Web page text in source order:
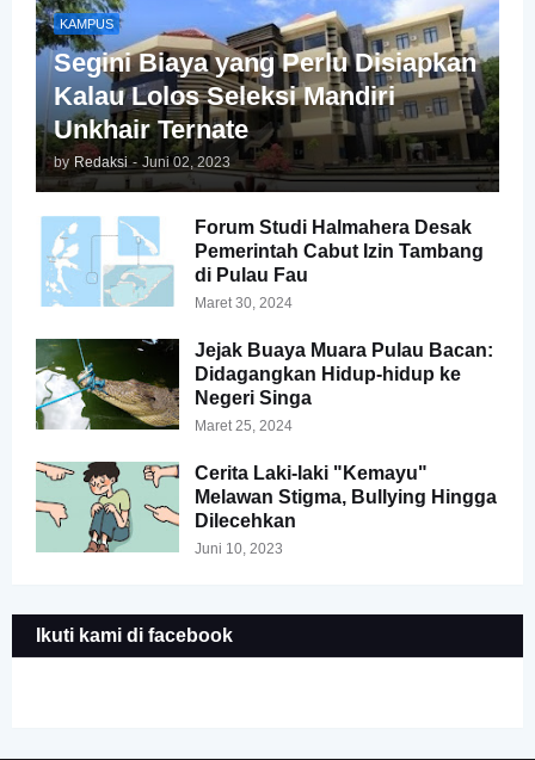
KAMPUS
Segini Biaya yang Perlu Disiapkan
Kalau Lolos Seleksi Mandiri
Unkhair Ternate
by Redaksi - Juni 02, 2023
Forum Studi Halmahera Desak
Pemerintah Cabut Izin Tambang
di Pulau Fau
Maret 30, 2024
Jejak Buaya Muara Pulau Bacan:
Didagangkan Hidup-hidup ke
Negeri Singa
Maret 25, 2024
Cerita Laki-laki "Kemayu"
Melawan Stigma, Bullying Hingga
Dilecehkan
Juni 10, 2023
Ikuti kami di facebook